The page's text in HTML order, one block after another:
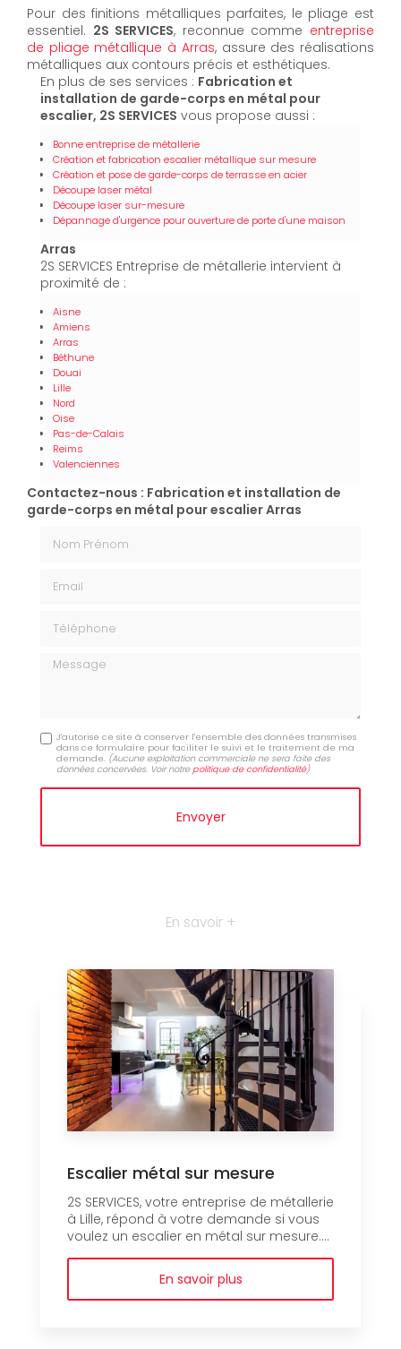
Pour des finitions métalliques parfaites, le pliage est
essentiel. 2S SERVICES, reconnue comme entreprise
de pliage métallique à Arras, assure des réalisations
métalliques aux contours précis et esthétiques.
En plus de ses services : Fabrication et
installation de garde-corps en métal pour
escalier, 2S SERVICES vous propose aussi :
Bonne entreprise de métallerie
Création et fabrication escalier métallique sur mesure
Création et pose de garde-corps de terrasse en acier
Découpe laser métal
Découpe laser sur-mesure
Dépannage d'urgence pour ouverture de porte d'une maison
Arras
2S SERVICES Entreprise de métallerie intervient à
proximité de :
Aisne
Amiens
Arras
Béthune
Douai
Lille
Nord
Oise
Pas-de-Calais
Reims
Valenciennes
Contactez-nous : Fabrication et installation de
garde-corps en métal pour escalier Arras
Message
J'autorise ce site à conserver l'ensemble des données transmises
dans ce formulaire pour faciliter le suivi et le traitement de ma
demande. (Aucune exploitation commerciale ne sera faite des
données concervées. Voir notrepolitique de confidentialité)
En savoir +
Escalier métal sur mesure
2S SERVICES, votre entreprise de métallerie
à Lille, répond à votre demande si vous
voulez un escalier en métal sur mesure....
En savoir plus